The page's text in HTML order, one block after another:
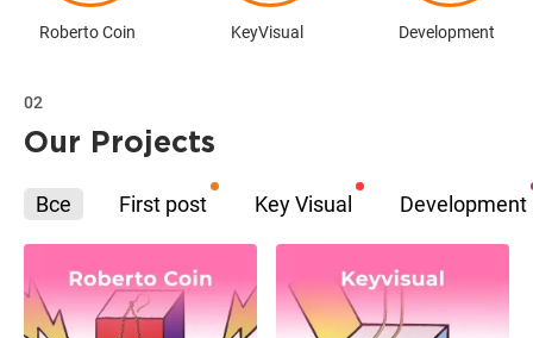
Roberto Coin KeyVisual Development
02
Our Projects
Все First post Key Visual Development